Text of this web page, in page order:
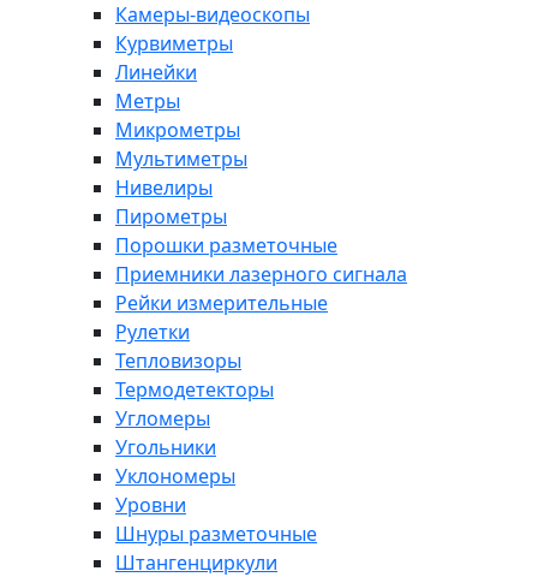
Камеры-видеоскопы
Курвиметры
Линейки
Метры
Микрометры
Мультиметры
Нивелиры
Пирометры
Порошки разметочные
Приемники лазерного сигнала
Рейки измерительные
Рулетки
Тепловизоры
Термодетекторы
Угломеры
Угольники
Уклономеры
Уровни
Шнуры разметочные
Штангенциркули